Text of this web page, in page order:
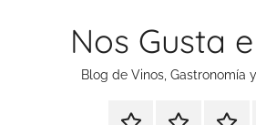
Nos Gusta
Blog de Vinos, Gastronomía
EspecialEnoturismo